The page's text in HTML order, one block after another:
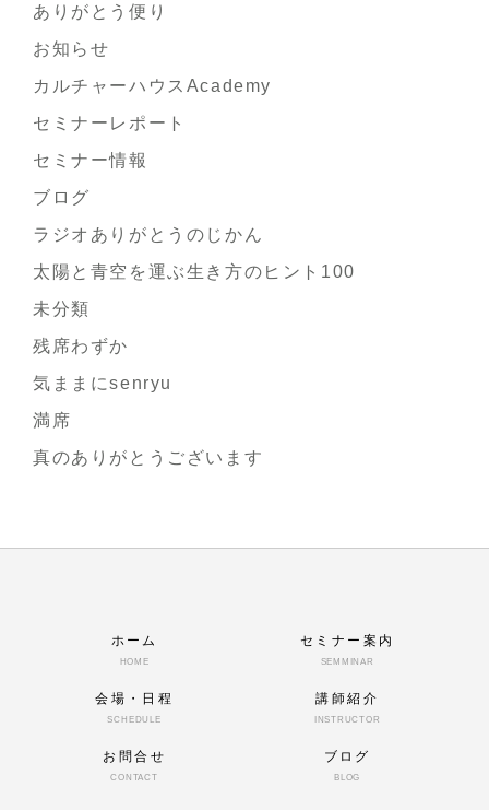
ありがとう便り
お知らせ
カルチャーハウスAcademy
セミナーレポート
セミナー情報
ブログ
ラジオありがとうのじかん
太陽と青空を運ぶ生き方のヒント100
未分類
残席わずか
気ままにsenryu
満席
真のありがとうございます
ホーム
HOME
セミナー案内
SEMMINAR
会場・日程
SCHEDULE
講師紹介
INSTRUCTOR
お問合せ
CONTACT
ブログ
BLOG